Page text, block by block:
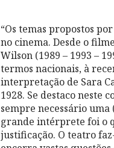
“Os temas propostos
no cinema. Desde o
Wilson (1989 – 1993 –
termos nacionais, à
interpretação de Sara
1928. Se destaco neste
sempre necessário
grande intérprete foi o
justificação. O teatro